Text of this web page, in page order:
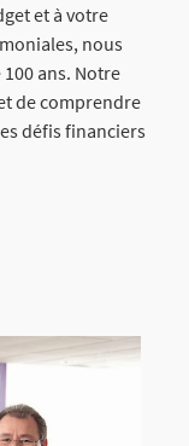
et à votre
nous
ans. Notre
de comprendre
défis financiers